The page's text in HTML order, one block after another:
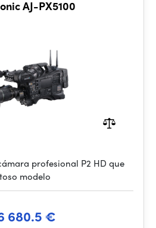
AJ-PX5100
profesional P2 HD que
modelo
680.5 €